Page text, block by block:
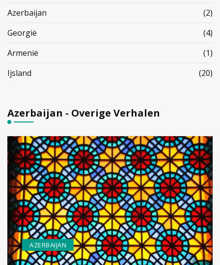
Azerbaijan
(2)
Georgië
(4)
Armenië
(1)
Ijsland
(20)
Azerbaijan - Overige Verhalen
AZERBAIJAN